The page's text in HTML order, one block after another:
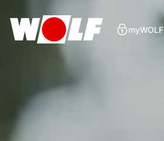
myWOLF